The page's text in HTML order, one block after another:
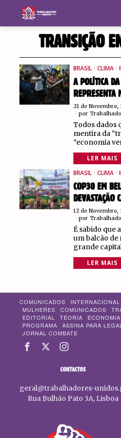
TRANSIÇÃO
BRASIL · CLIMA ·
A POLÍTICA
REPRESENTA
21 de Novembro,
por
Todos dados
mentira da
“economia
LER MAIS
BRASIL · CLIMA ·
COP30 EM
DEVASTAÇÃO
12 de Novembro,
por
É sabido que
um balcão de
grande
LER MAIS
COMUNICADOS INTERNACIONAL
MULHERES
COMUNICADOS
EDITORIAL
TEORIA ECONOMIA
PROGRAMA
ASSINA PARA
JORNAL COMBATE
CONTACTOS
geral@trabalhadores-
Rua Bulhão Pato 3A, Lisboa